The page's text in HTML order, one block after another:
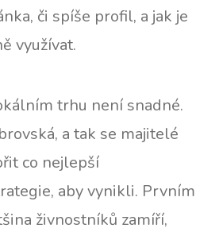
či spíše profil, a jak je
využívat.
trhu není snadné.
a tak se majitelé
co nejlepší
aby vynikli. Prvním
živnostníků zamíří,